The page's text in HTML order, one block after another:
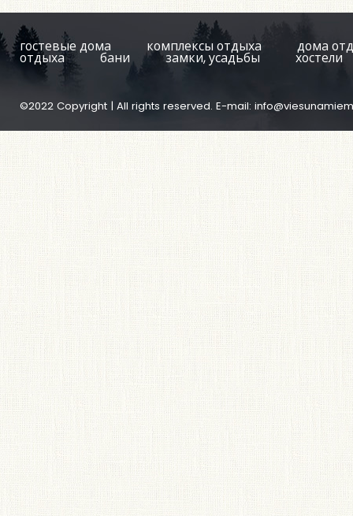
гостевые дома комплексы отдыха дома
отдыха бани замки, усадьбы хостели
©2022 Copyright | All rights reserved. E-mail: